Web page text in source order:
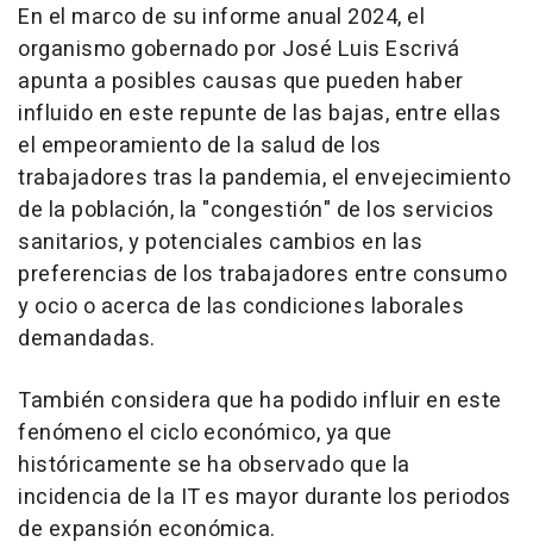
En el marco de su informe anual 2024, el
organismo gobernado por José Luis Escrivá
apunta a posibles causas que pueden haber
influido en este repunte de las bajas, entre ellas
el empeoramiento de la salud de los
trabajadores tras la pandemia, el envejecimiento
de la población, la "congestión" de los servicios
sanitarios, y potenciales cambios en las
preferencias de los trabajadores entre consumo
y ocio o acerca de las condiciones laborales
demandadas.
También considera que ha podido influir en este
fenómeno el ciclo económico, ya que
históricamente se ha observado que la
incidencia de la IT es mayor durante los periodos
de expansión económica.